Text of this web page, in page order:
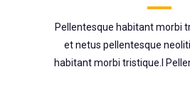
Pellentesque habitant morbi
et netus pellentesque
habitant morbi tristique.l